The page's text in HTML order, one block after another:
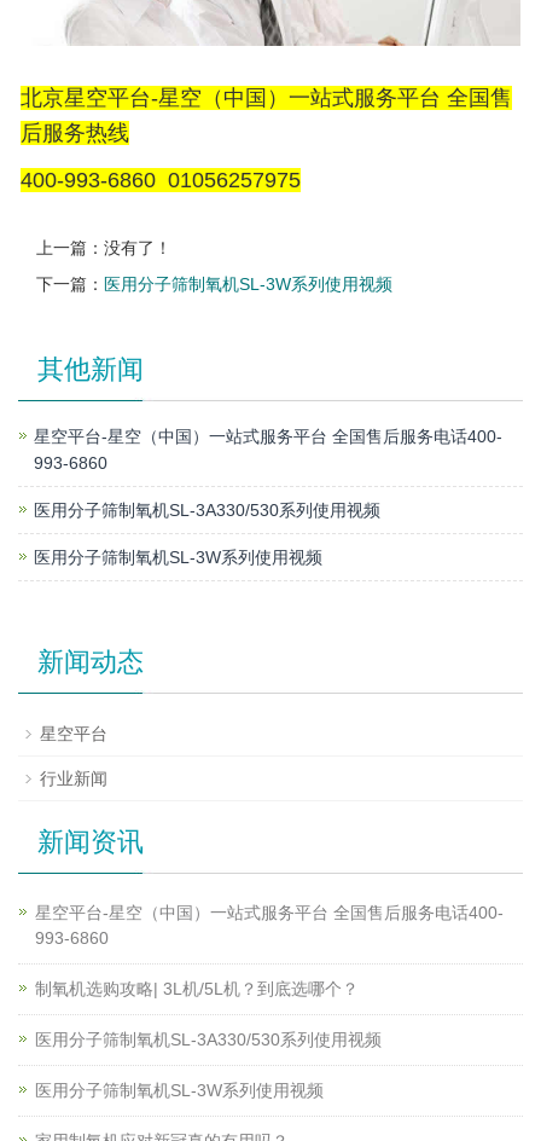
北京星空平台-星空（中国）一站式服务平台 全国售
后服务热线
400-993-6860 01056257975
上一篇：没有了！
下一篇： 医用分子筛制氧机SL-3W系列使用视频
其他新闻
星空平台-星空（中国）一站式服务平台 全国售后服务电话400-
993-6860
医用分子筛制氧机SL-3A330/530系列使用视频
医用分子筛制氧机SL-3W系列使用视频
新闻动态
星空平台
行业新闻
新闻资讯
星空平台-星空（中国）一站式服务平台 全国售后服务电话400-
993-6860
制氧机选购攻略| 3L机/5L机？到底选哪个？
医用分子筛制氧机SL-3A330/530系列使用视频
医用分子筛制氧机SL-3W系列使用视频